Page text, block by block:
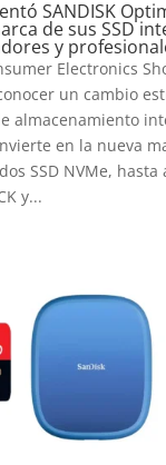
SANDISK
de sus SSD
y
Electronics
un cambio
almacenamiento
en la nueva
SSD NVMe,
y...